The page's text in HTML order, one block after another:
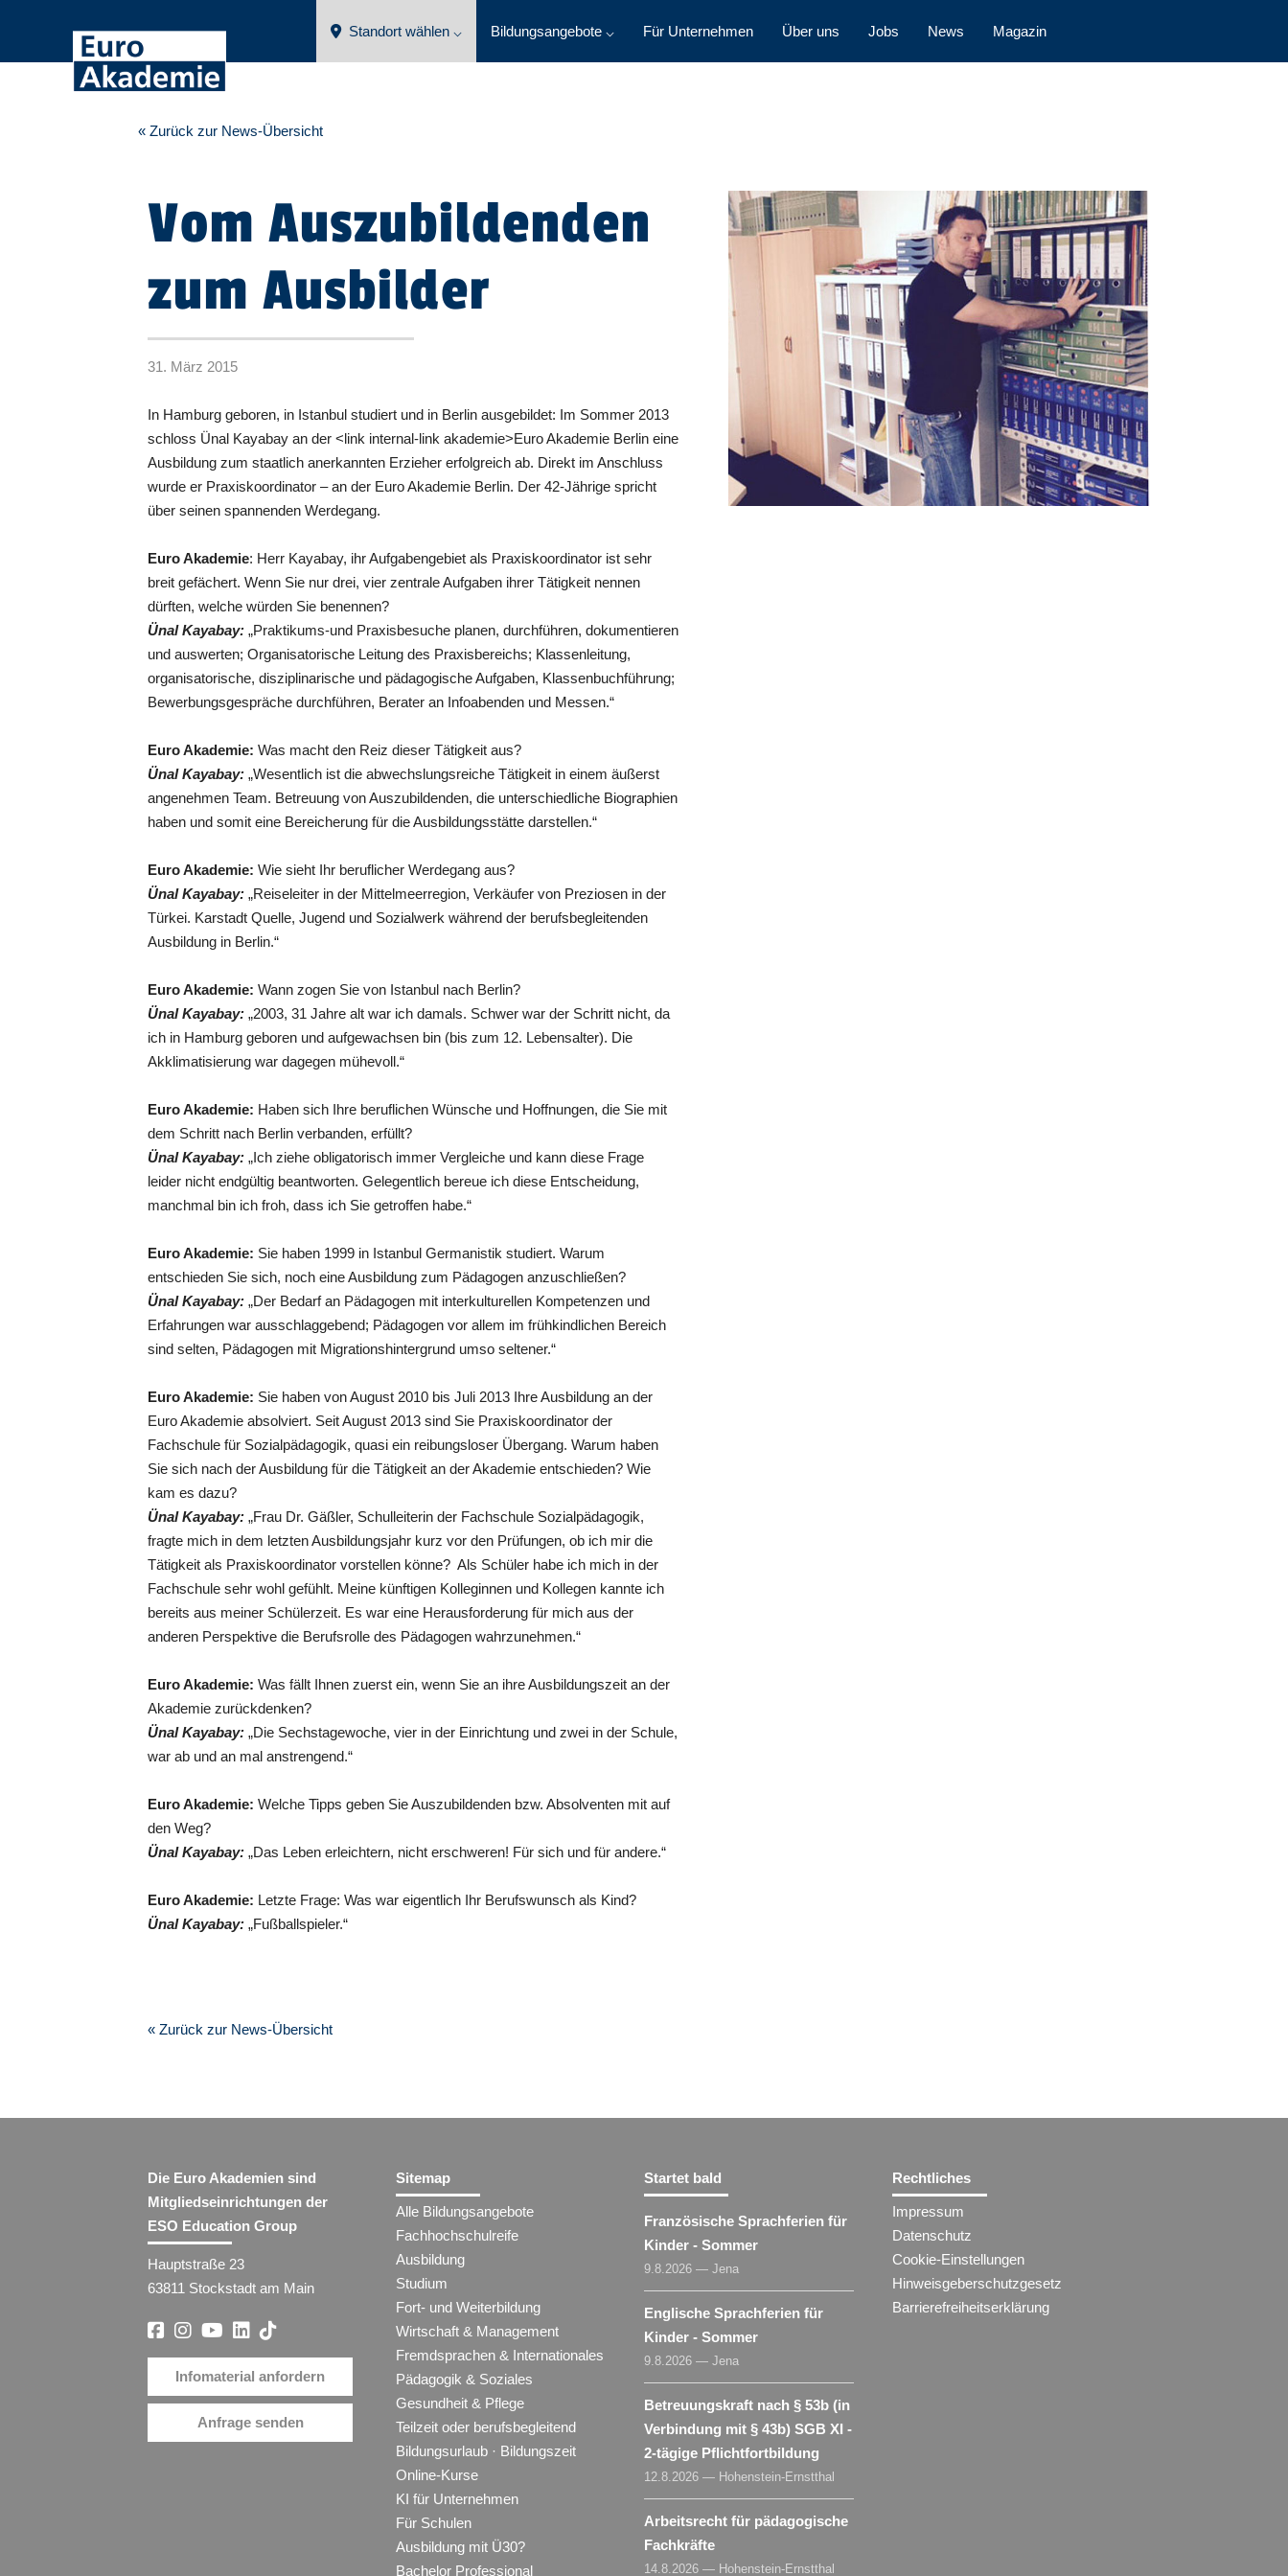
Standort wählen ⌵ Bildungsangebote ⌵ Für Unternehmen Über uns Jobs News Magazin
« Zurück zur News-Übersicht
Vom Auszubildenden
zum Ausbilder
31. März 2015
In Hamburg geboren, in Istanbul studiert und in Berlin ausgebildet: Im Sommer 2013
schloss Ünal Kayabay an der <link internal-link akademie>Euro Akademie Berlin eine
Ausbildung zum staatlich anerkannten Erzieher erfolgreich ab. Direkt im Anschluss
wurde er Praxiskoordinator – an der Euro Akademie Berlin. Der 42-Jährige spricht
über seinen spannenden Werdegang.
Euro Akademie: Herr Kayabay, ihr Aufgabengebiet als Praxiskoordinator ist sehr
breit gefächert. Wenn Sie nur drei, vier zentrale Aufgaben ihrer Tätigkeit nennen
dürften, welche würden Sie benennen?
Ünal Kayabay: „Praktikums-und Praxisbesuche planen, durchführen, dokumentieren
und auswerten; Organisatorische Leitung des Praxisbereichs; Klassenleitung,
organisatorische, disziplinarische und pädagogische Aufgaben, Klassenbuchführung;
Bewerbungsgespräche durchführen, Berater an Infoabenden und Messen.“
Euro Akademie: Was macht den Reiz dieser Tätigkeit aus?
Ünal Kayabay:„Wesentlich ist die abwechslungsreiche Tätigkeit in einem äußerst
angenehmen Team. Betreuung von Auszubildenden, die unterschiedliche Biographien
haben und somit eine Bereicherung für die Ausbildungsstätte darstellen.“
Euro Akademie: Wie sieht Ihr beruflicher Werdegang aus?
Ünal Kayabay: „Reiseleiter in der Mittelmeerregion, Verkäufer von Preziosen in der
Türkei. Karstadt Quelle, Jugend und Sozialwerk während der berufsbegleitenden
Ausbildung in Berlin.“
Euro Akademie: Wann zogen Sie von Istanbul nach Berlin?
Ünal Kayabay: „2003, 31 Jahre alt war ich damals. Schwer war der Schritt nicht, da
ich in Hamburg geboren und aufgewachsen bin (bis zum 12. Lebensalter). Die
Akklimatisierung war dagegen mühevoll.“
Euro Akademie: Haben sich Ihre beruflichen Wünsche und Hoffnungen, die Sie mit
dem Schritt nach Berlin verbanden, erfüllt?
Ünal Kayabay: „Ich ziehe obligatorisch immer Vergleiche und kann diese Frage
leider nicht endgültig beantworten. Gelegentlich bereue ich diese Entscheidung,
manchmal bin ich froh, dass ich Sie getroffen habe.“
Euro Akademie: Sie haben 1999 in Istanbul Germanistik studiert. Warum
entschieden Sie sich, noch eine Ausbildung zum Pädagogen anzuschließen?
Ünal Kayabay: „Der Bedarf an Pädagogen mit interkulturellen Kompetenzen und
Erfahrungen war ausschlaggebend; Pädagogen vor allem im frühkindlichen Bereich
sind selten, Pädagogen mit Migrationshintergrund umso seltener.“
Euro Akademie: Sie haben von August 2010 bis Juli 2013 Ihre Ausbildung an der
Euro Akademie absolviert. Seit August 2013 sind Sie Praxiskoordinator der
Fachschule für Sozialpädagogik, quasi ein reibungsloser Übergang. Warum haben
Sie sich nach der Ausbildung für die Tätigkeit an der Akademie entschieden? Wie
kam es dazu?
Ünal Kayabay: „Frau Dr. Gäßler, Schulleiterin der Fachschule Sozialpädagogik,
fragte mich in dem letzten Ausbildungsjahr kurz vor den Prüfungen, ob ich mir die
Tätigkeit als Praxiskoordinator vorstellen könne? Als Schüler habe ich mich in der
Fachschule sehr wohl gefühlt. Meine künftigen Kolleginnen und Kollegen kannte ich
bereits aus meiner Schülerzeit. Es war eine Herausforderung für mich aus der
anderen Perspektive die Berufsrolle des Pädagogen wahrzunehmen.“
Euro Akademie: Was fällt Ihnen zuerst ein, wenn Sie an ihre Ausbildungszeit an der
Akademie zurückdenken?
Ünal Kayabay:„Die Sechstagewoche, vier in der Einrichtung und zwei in der Schule,
war ab und an mal anstrengend.“
Euro Akademie: Welche Tipps geben Sie Auszubildenden bzw. Absolventen mit auf
den Weg?
Ünal Kayabay: „Das Leben erleichtern, nicht erschweren! Für sich und für andere.“
Euro Akademie: Letzte Frage: Was war eigentlich Ihr Berufswunsch als Kind?
Ünal Kayabay: „Fußballspieler.“
« Zurück zur News-Übersicht
Die Euro Akademien sind
Mitgliedseinrichtungen der
ESO Education Group
Hauptstraße 23
63811 Stockstadt am Main
Infomaterial anfordern
Anfrage senden
Sitemap
Alle Bildungsangebote
Fachhochschulreife
Ausbildung
Studium
Fort- und Weiterbildung
Wirtschaft & Management
Fremdsprachen & Internationales
Pädagogik & Soziales
Gesundheit & Pflege
Teilzeit oder berufsbegleitend
Bildungsurlaub · Bildungszeit
Online-Kurse
KI für Unternehmen
Für Schulen
Ausbildung mit Ü30?
Bachelor Professional
Startet bald
Französische Sprachferien für
Kinder - Sommer
9.8.2026 — Jena
Englische Sprachferien für
Kinder - Sommer
9.8.2026 — Jena
Betreuungskraft nach § 53b (in
Verbindung mit § 43b) SGB XI -
2-tägige Pflichtfortbildung
12.8.2026 — Hohenstein-Ernstthal
Arbeitsrecht für pädagogische
Fachkräfte
14.8.2026 — Hohenstein-Ernstthal
Rechtliches
Impressum
Datenschutz
Cookie-Einstellungen
Hinweisgeberschutzgesetz
Barrierefreiheitserklärung